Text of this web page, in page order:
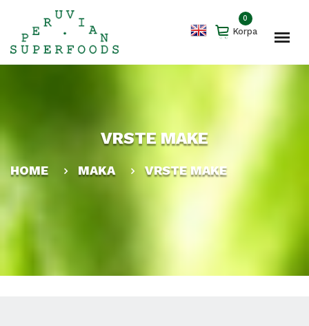
0
Korpa
VRSTE MAKE
HOME MAKA VRSTE MAKE